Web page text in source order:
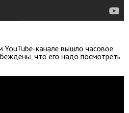
канале вышло часовое
что его надо посмотреть